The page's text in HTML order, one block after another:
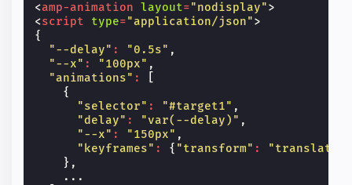
<amp-animation layout="nodisplay">
<script type="application/json">
{
"--delay" : "0.5s" ,
"--x" : "100px" ,
"animations" :
{
"selector" : "#target1" ,
"delay" : "var(--delay)" ,
"--x" : "150px" ,
"keyframes" : { "transform" :
},
...